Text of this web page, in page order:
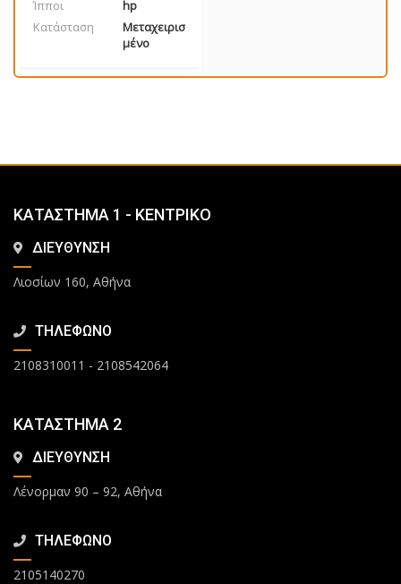
Ίπποι
hp
Κατάσταση
Μεταχειρισ
μένο
ΚΑΤΑΣΤΗΜΑ 1 - ΚΕΝΤΡΙΚΟ
ΔΙΕΥΘΥΝΣΗ
Λιοσίων 160, Αθήνα
ΤΗΛΕΦΩΝΟ
2108310011 - 2108542064
ΚΑΤΑΣΤΗΜΑ 2
ΔΙΕΥΘΥΝΣΗ
Λένορμαν 90 – 92, Αθήνα
ΤΗΛΕΦΩΝΟ
2105140270